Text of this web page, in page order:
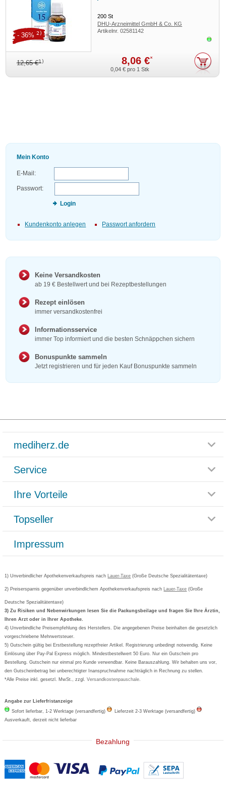
200St
DHU-Arzneimittel GmbH & Co. KG
Artikelnr.02581142
12,65 €1) 8,06 €*
- 36% 2)
0,04 € pro 1 Stk
Mein Konto
E-Mail:
Passwort:
Login
Kundenkonto anlegen Passwort anfordern
Keine Versandkosten
ab 19 € Bestellwert und bei Rezeptbestellungen
Rezept einlösen
immer versandkostenfrei
Informationsservice
immer Top informiert und die besten Schnäppchen sichern
Bonuspunkte sammeln
Jetzt registrieren und für jeden Kauf Bonuspunkte sammeln
mediherz.de
Glossar
Häufig gestellte Fragen
Datenschutz
AGB
Cookie-Einstellungen
Vertrag widerrufen
Service
Rücksendemöglichkeit
Paketlieferstatus
Versandkosten
Bestellschein ausfüllen
Newsletteranmeldung
Ihre Vorteile
Rezeptlieferung
Bonusprogramm
Gutschein und Rabatte
Kundenbewertung
Topseller
Grippostad
Bepanthen
Formoline
Wick
Eucerin
Basica
Impressum
1) Unverbindlicher Apothekenverkaufspreis nach Lauer-Taxe (Große Deutsche Spezialitätentaxe)
2) Preisersparnis gegenüber unverbindlichem Apothekenverkaufspreis nach Lauer-Taxe (Große
Deutsche Spezialitätentaxe)
3) Zu Risiken und Nebenwirkungen lesen Sie die Packungsbeilage und fragen Sie Ihre Ärztin,
Ihren Arzt oder in Ihrer Apotheke.
4) Unverbindliche Preisempfehlung des Herstellers. Die angegebenen Preise beinhalten die gesetzlich
vorgeschriebene Mehrwertsteuer.
5) Gutschein gültig bei Erstbestellung rezeptfreier Artikel. Registrierung unbedingt notwendig. Keine
Einlösung über Pay-Pal Express möglich. Mindestbestellwert 50 Euro. Nur ein Gutschein pro
Bestellung. Gutschein nur einmal pro Kunde verwendbar. Keine Barauszahlung. Wir behalten uns vor,
den Gutscheinbetrag bei unberechtigter Inanspruchnahme nachträglich in Rechnung zu stellen.
*Alle Preise inkl. gesetzl. MwSt., zzgl.Versandkostenpauschale
Angabe zur Lieferfristanzeige
Sofort lieferbar, 1-2 Werktage (versandfertig)
Lieferzeit 2-3 Werktage (versandfertig)
Ausverkauft, derzeit nicht lieferbar
Bezahlung